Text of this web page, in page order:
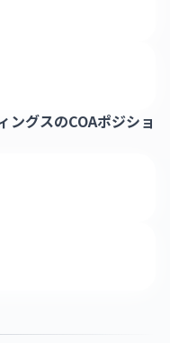
ングスのCOAポジショ